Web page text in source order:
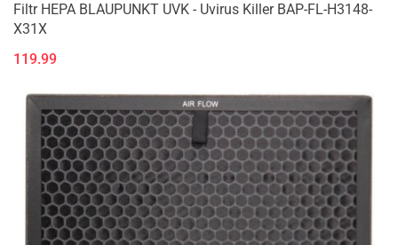
Filtr HEPA BLAUPUNKT UVK - Uvirus Killer BAP-FL-H3148-
X31X
119.99